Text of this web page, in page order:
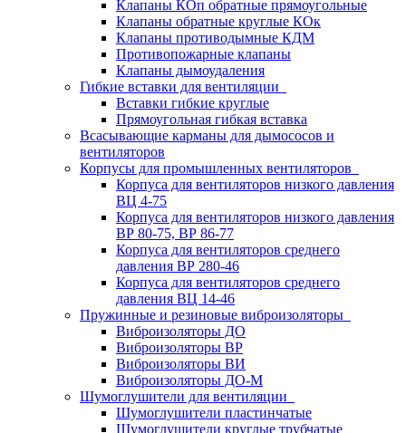
Клапаны КОп обратные прямоугольные
Клапаны обратные круглые КОк
Клапаны противодымные КДМ
Противопожарные клапаны
Клапаны дымоудаления
Гибкие вставки для вентиляции
Вставки гибкие круглые
Прямоугольная гибкая вставка
Всасывающие карманы для дымососов и
вентиляторов
Корпусы для промышленных вентиляторов
Корпуса для вентиляторов низкого давления
ВЦ 4-75
Корпуса для вентиляторов низкого давления
ВР 80-75, ВР 86-77
Корпуса для вентиляторов среднего
давления ВР 280-46
Корпуса для вентиляторов среднего
давления ВЦ 14-46
Пружинные и резиновые виброизоляторы
Виброизоляторы ДО
Виброизоляторы ВР
Виброизоляторы ВИ
Виброизоляторы ДО-М
Шумоглушители для вентиляции
Шумоглушители пластинчатые
Шумоглушители круглые трубчатые